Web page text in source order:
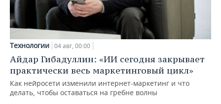
Технологии 04 авг, 00:00
Айдар Гибадуллин: «ИИ сегодня закрывает
практически весь маркетинговый цикл»
Как нейросети изменили интернет-маркетинг и что
делать, чтобы оставаться на гребне волны